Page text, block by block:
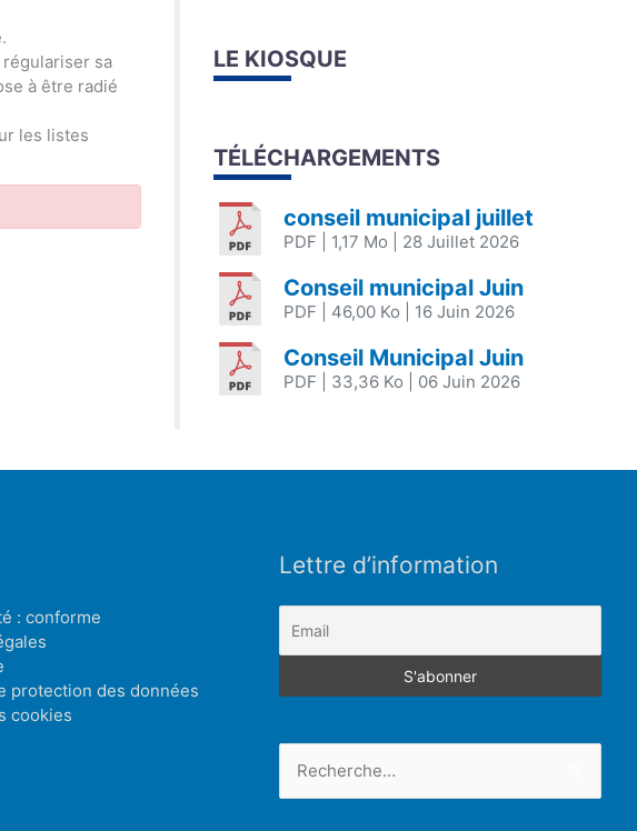
sa
à être radié
les listes
LE KIOSQUE
TÉLÉCHARGEMENTS
conseil municipal juillet
PDF | 1,17 Mo | 28 Juillet 2026
Conseil municipal Juin
PDF | 46,00 Ko | 16 Juin 2026
Conseil Municipal Juin
PDF | 33,36 Ko | 06 Juin 2026
: conforme
protection des données
cookies
Lettre d’information